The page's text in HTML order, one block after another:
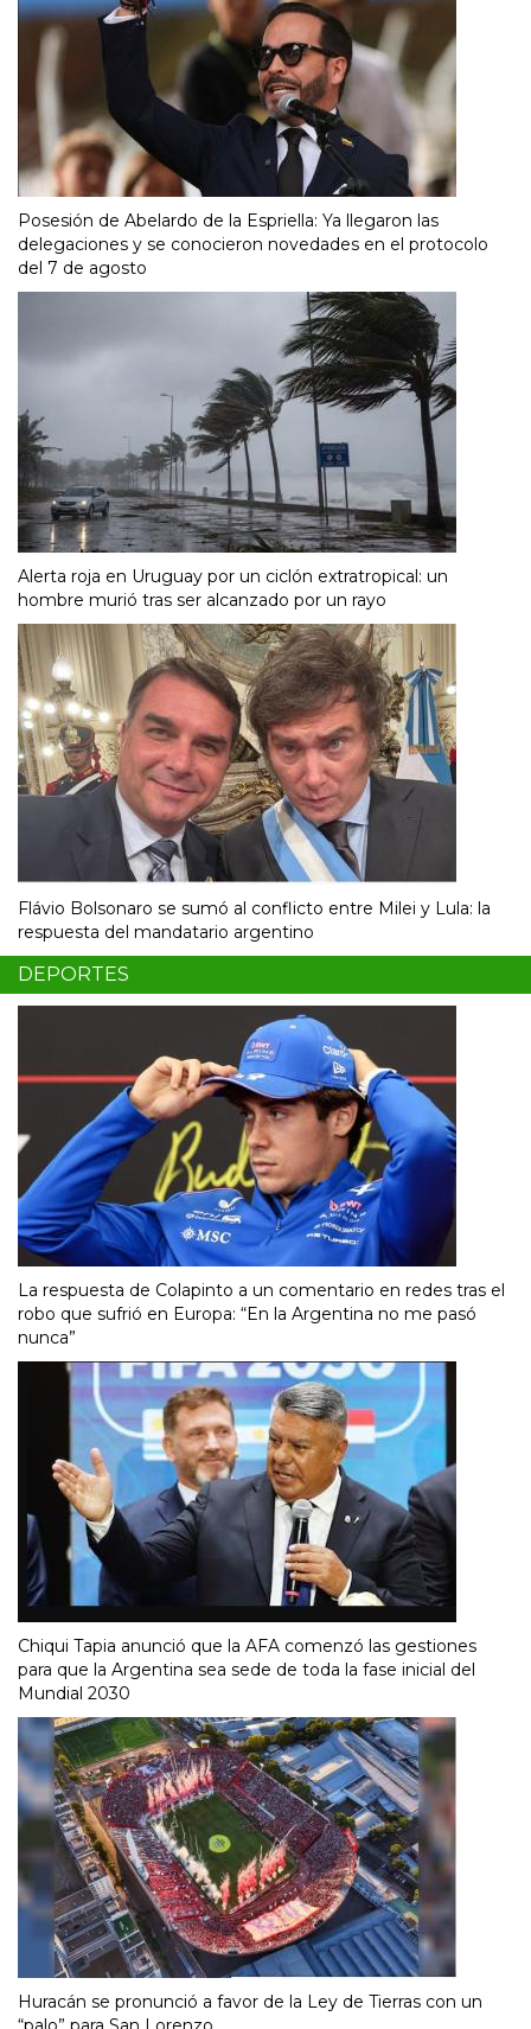
Posesión de Abelardo de la Espriella: Ya llegaron las
delegaciones y se conocieron novedades en el protocolo
del 7 de agosto
Alerta roja en Uruguay por un ciclón extratropical: un
hombre murió tras ser alcanzado por un rayo
Flávio Bolsonaro se sumó al conflicto entre Milei y Lula: la
respuesta del mandatario argentino
DEPORTES
La respuesta de Colapinto a un comentario en redes tras el
robo que sufrió en Europa: “En la Argentina no me pasó
nunca”
Chiqui Tapia anunció que la AFA comenzó las gestiones
para que la Argentina sea sede de toda la fase inicial del
Mundial 2030
Huracán se pronunció a favor de la Ley de Tierras con un